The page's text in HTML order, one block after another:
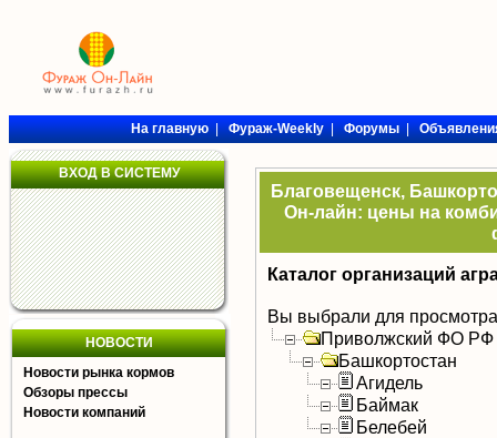
На главную|Фураж-Weekly|Форумы|
ВХОД В СИСТЕМУ
НОВОСТИ
Новости рынка кормов
Обзоры прессы
Новости компаний
Благовещенск,
Он-лайн: цены на
Каталог организаций
Вы выбрали для
Приволжский ФО РФ
Башкортостан
Агидель
Баймак
Белебей